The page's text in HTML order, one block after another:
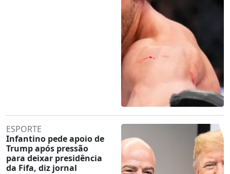
ESPORTE
Infantino pede apoio de
Trump após pressão
para deixar presidência
da Fifa, diz jornal